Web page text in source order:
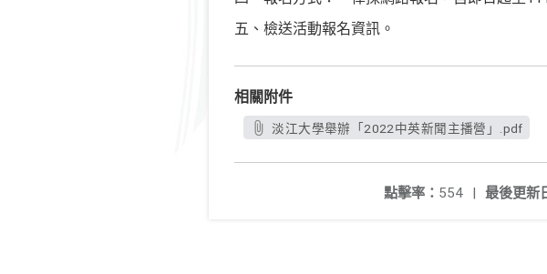
五、檢送活動報名資訊。
相關附件
淡江大學舉辦「2022中英新聞主播營」.pdf
最後更新
點擊率： 554 |